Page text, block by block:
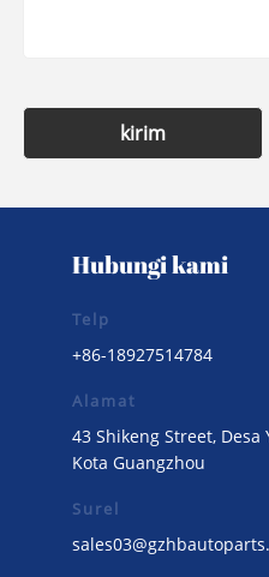
kirim
Hubungi kami
Telp
+86-18927514784
Alamat
43 Shikeng Street,
Kota Guangzhou
Surel